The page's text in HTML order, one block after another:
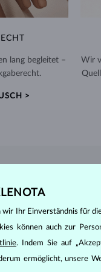
lang begleitet –
>
Wir
- die sogenannten
Schliff ein Rundschliff,
Herz, Tropfen,
Ihr Einverständnis für
können auch zur
. Indem Sie auf
ermöglicht, unsere